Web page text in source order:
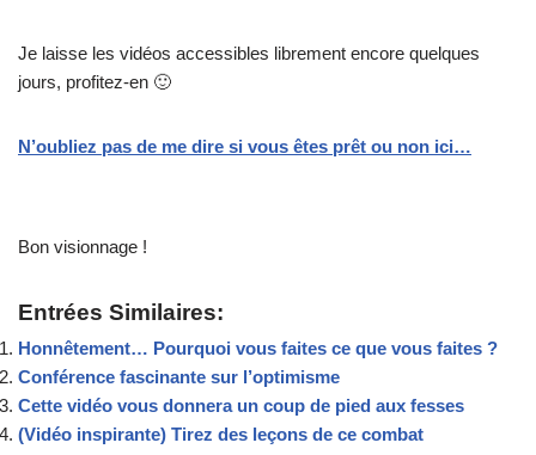
Je laisse les vidéos accessibles librement encore quelques
jours, profitez-en 🙂
N’oubliez pas de me dire si vous êtes prêt ou non ici…
Bon visionnage !
Entrées Similaires:
Honnêtement… Pourquoi vous faites ce que vous faites ?
Conférence fascinante sur l’optimisme
Cette vidéo vous donnera un coup de pied aux fesses
(Vidéo inspirante) Tirez des leçons de ce combat